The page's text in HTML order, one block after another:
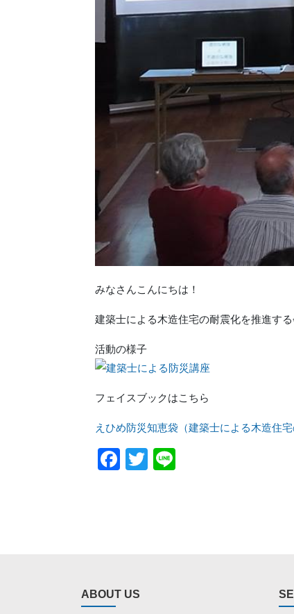
みなさんこんにちは！
建築士による木造住宅の耐震化を推進す
活動の様子
フェイスブックはこちら
えひめ防災知恵袋（建築士による木造住宅
Facebook
Twitter
ABOUT US